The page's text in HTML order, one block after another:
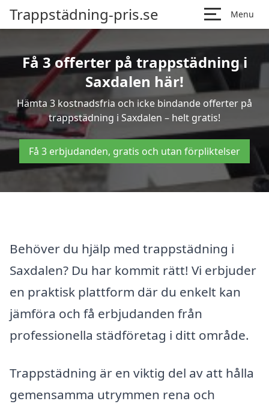
Trappstädning-pris.se Menu
Få 3 offerter på trappstädning i
Saxdalen här!
Hämta 3 kostnadsfria och icke bindande offerter på
trappstädning i Saxdalen – helt gratis!
Få 3 erbjudanden, gratis och utan förpliktelser
Behöver du hjälp med trappstädning i
Saxdalen? Du har kommit rätt! Vi erbjuder
en praktisk plattform där du enkelt kan
jämföra och få erbjudanden från
professionella städföretag i ditt område.
Trappstädning är en viktig del av att hålla
gemensamma utrymmen rena och